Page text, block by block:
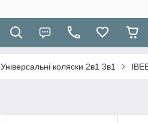
Універсальні коляски 2в1 3в1